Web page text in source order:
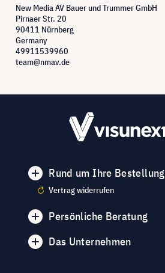
New Media AV Bauer und Trummer GmbH
Pirnaer Str. 20
90411 Nürnberg
Germany
49911539960
team@nmav.de
Rund um Ihre Bestellung
Vertrag widerrufen
Persönliche Beratung
Das Unternehmen